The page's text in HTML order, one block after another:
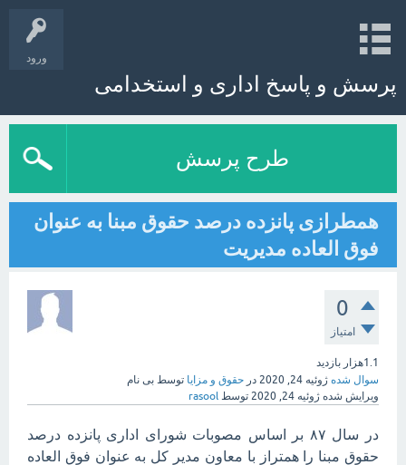
ورود
پرسش و پاسخ اداری و استخدامی
طرح پرسش
همطرازی پانزده درصد حقوق مبنا به عنوان
فوق العاده مدیریت
0
امتیاز
1.1هزار
بازدید
سوال شده ژوئیه 24, 2020 در حقوق و مزایا توسط بی نام
ویرایش شده ژوئیه 24, 2020 توسط rasool
در سال ۸۷ بر اساس مصوبات شورای اداری پانزده درصد
حقوق مبنا را همتراز با معاون مدیر کل به عنوان فوق العاده